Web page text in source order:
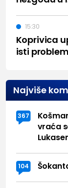
Koprivica
isti problem
15:30
Najviše
367
vraća
104